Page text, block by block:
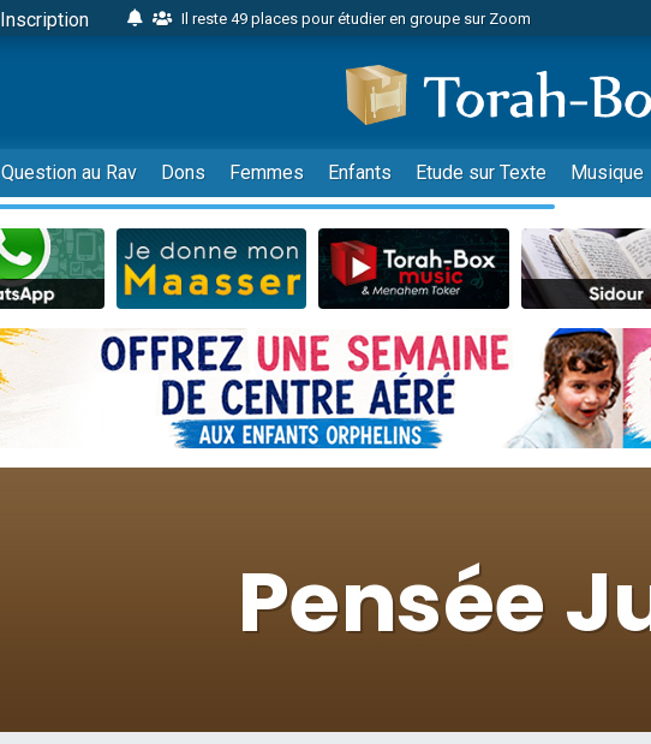
Inscription
Il reste 49 places pour étudier en groupe sur Zoom
2 personnes viennent de nous rejoindre sur WhatsApp
6 personnes viennent de nous rejoindre sur WhatsApp
4 personnes viennent de faire un don pour Reloger Rivka, 6
2 personnes viennent de faire un don pour 1 Journée de Vacances
17 personnes viennent de demander une bénédiction
4 personnes viennent de nous rejoindre sur WhatsApp
Il reste 49 places pour étudier en groupe sur Zoom
Eva vient de donner son Maasser
4 personnes viennent de nous rejoindre sur WhatsApp
3 personnes viennent de nous rejoindre sur WhatsApp
Odaya vient de donner son Maasser
13 personnes viennent de demander une bénédiction
30 personnes viennent de faire un don pour Sauvez la jambe de
Il reste 49 places pour étudier en groupe sur Zoom
Question au Rav Dons Femmes Enfants Etude sur Texte Musique